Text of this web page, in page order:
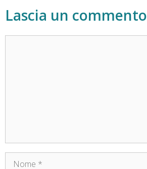
Lascia un commento